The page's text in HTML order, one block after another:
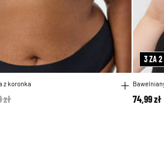
z koronka
from
zł
3 ZA 2
74,99 zł